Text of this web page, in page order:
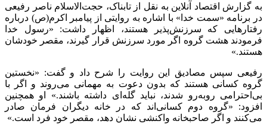
به گزارش اقتصاد آنلاین به نقل از تابناک، حجت‌الاسلام ناصر رفیعی
در برنامه «سمت خدا» با اشاره به روایتی از پیامبر اکرم(ص) درباره
رفتارهایی که سرزنش‌پذیر هستند، اظهار داشت: «رسول خدا
فرمودند هشت گروه اگر مورد سرزنش قرار گیرند، مقصر خودشان
هستند.»
رفیعی سپس مصادیق این روایت را شرح داد و گفت: «نخستین
گروه کسانی هستند که بدون دعوت به مهمانی می‌روند و اگر با
بی‌احترامی روبه‌رو شدند، نباید گله‌ای داشته باشند.» او همچنین
افزود: «گروه دوم کسانی‌اند که در خانه دیگران فرمان صادر
می‌کنند و اگر صاحبخانه واکنشی نشان دهد، مقصر خود فرد است.»